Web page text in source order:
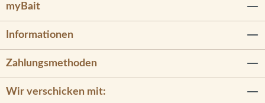
myBait
Informationen
Zahlungsmethoden
Wir verschicken mit: